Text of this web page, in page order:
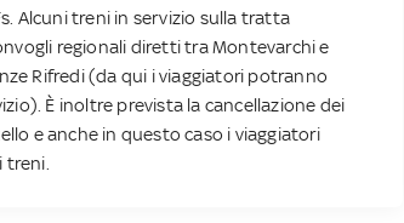
Alcuni treni in servizio sulla tratta
regionali diretti tra Montevarchi e
Rifredi (da qui i viaggiatori potranno
È inoltre prevista la cancellazione dei
e anche in questo caso i viaggiatori
treni.